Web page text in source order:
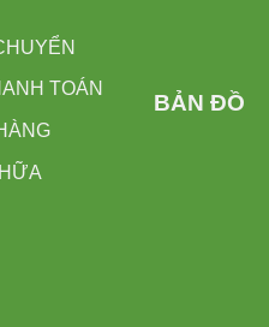
TOÁN
BẢN ĐỒ